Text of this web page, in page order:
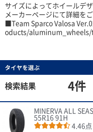
サイズによってホイールデ
メーカーページにて詳細を
■Team Sparco Valosa
oducts/aluminum_wheels/
タイヤを選ぶ
検索結果 4件
MINERVA ALL
55R16 91H
4.46点